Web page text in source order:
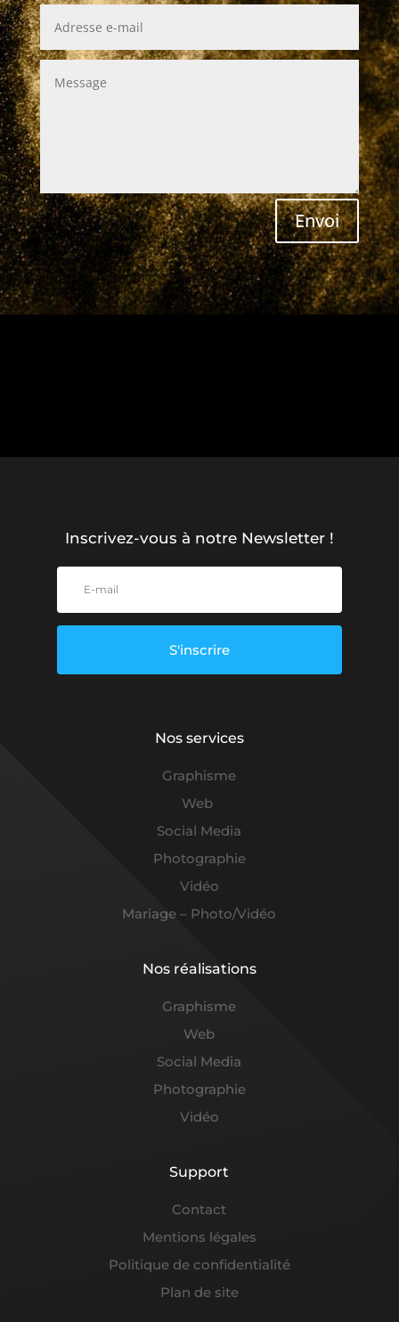
Envoi
Inscrivez-vous à notre Newsletter !
S'inscrire
Nos services
Graphisme
Web
Social Media
Photographie
Vidéo
Mariage – Photo/Vidéo
Nos réalisations
Graphisme
Web
Social Media
Photographie
Vidéo
Support
Contact
Mentions légales
Politique de confidentialité
Plan de site